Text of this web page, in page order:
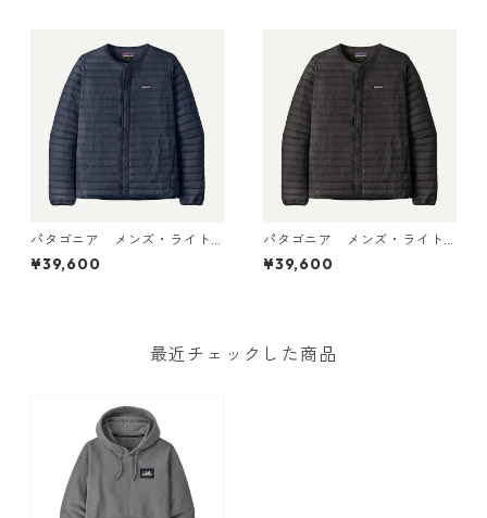
パタゴニア メンズ・ライト
ウェイト・ダウン・セータ
ー・カーディガン New Navy
¥39,600
パタゴニア メンズ・ライト
ウェイト・ダウン・セータ
ー・カーディガン Black 319
¥39,600
最近チェックした商品